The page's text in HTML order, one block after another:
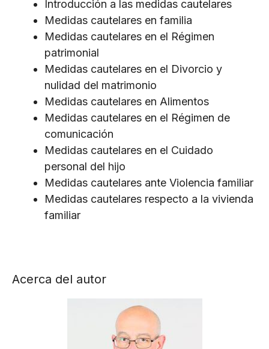
Introducción a las medidas cautelares
Medidas cautelares en familia
Medidas cautelares en el Régimen
patrimonial
Medidas cautelares en el Divorcio y
nulidad del matrimonio
Medidas cautelares en Alimentos
Medidas cautelares en el Régimen de
comunicación
Medidas cautelares en el Cuidado
personal del hijo
Medidas cautelares ante Violencia familiar
Medidas cautelares respecto a la vivienda
familiar
Acerca del autor